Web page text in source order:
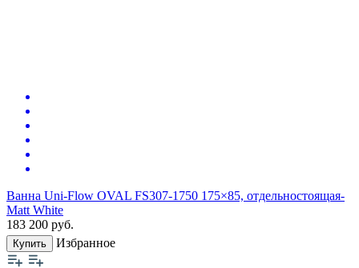
Ванна Uni-Flow OVAL FS307-1750 175×85, отдельностоящая-
Matt White
183 200 руб.
Купить Избранное